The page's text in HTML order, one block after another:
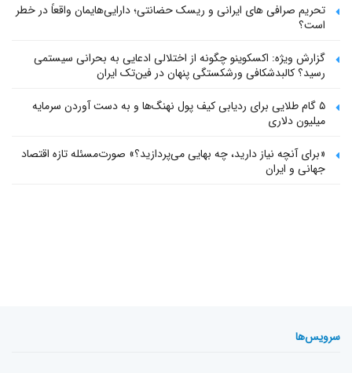
تحریم صرافی های ایرانی و ریسک حضانتی؛ دارایی‌هایمان واقعاً در خطر
است؟
گزارش ویژه: اکسکوینو چگونه از اختلالی ادعایی به بحرانی سیستمی
رسید؟ کالبدشکافی ورشکستگی پنهان در فین‌تک ایران
۵ گام طلایی برای ردیابی کیف پول‌ نهنگ‌ها و به دست آوردن سرمایه
میلیون دلاری
«برای آنچه نیاز دارید، چه بهایی می‌پردازید؟» صورت‌مسئله تازه اقتصاد
جهانی و ایران
سرویس‌ها